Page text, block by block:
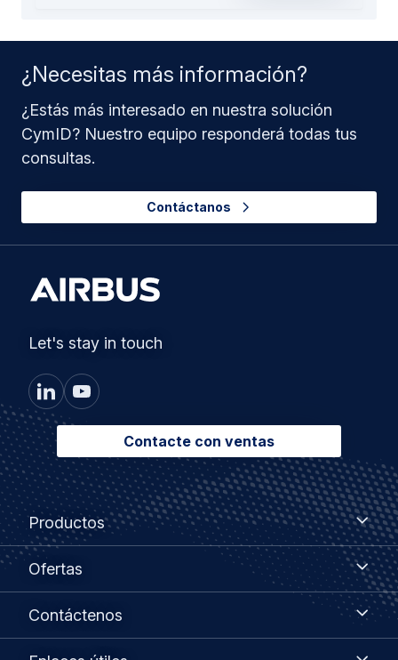
¿Necesitas más información?
¿Estás más interesado en nuestra solución
CymID? Nuestro equipo responderá todas tus
consultas.
Contáctanos
Let's stay in touch
Contacte con ventas
Footer
menu
Productos
Productos
Ofertas
Ofertas
Contáctenos